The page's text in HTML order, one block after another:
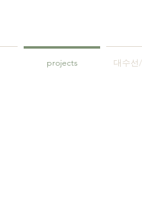
projects 대수선